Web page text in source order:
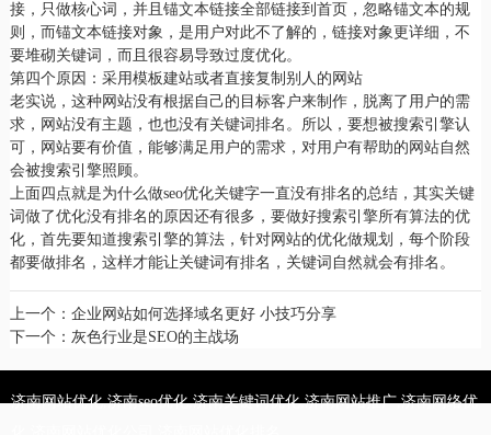
接，只做核心词，并且锚文本链接全部链接到首页，忽略锚文本的规
则，而锚文本链接对象，是用户对此不了解的，链接对象更详细，不
要堆砌关键词，而且很容易导致过度优化。
第四个原因：采用模板建站或者直接复制别人的网站
老实说，这种网站没有根据自己的目标客户来制作，脱离了用户的需
求，网站没有主题，也也没有关键词排名。所以，要想被搜索引擎认
可，网站要有价值，能够满足用户的需求，对用户有帮助的网站自然
会被搜索引擎照顾。
上面四点就是为什么做seo优化关键字一直没有排名的总结，其实关键
词做了优化没有排名的原因还有很多，要做好搜索引擎所有算法的优
化，首先要知道搜索引擎的算法，针对网站的优化做规划，每个阶段
都要做排名，这样才能让关键词有排名，关键词自然就会有排名。
上一个： 企业网站如何选择域名更好 小技巧分享
下一个： 灰色行业是SEO的主战场
济南网站优化,济南seo优化,济南关键词优化,济南网站推广,济南网络优